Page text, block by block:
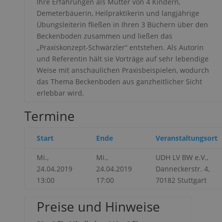
Demeterbäuerin, Heilpraktikerin und langjährige
Übungsleiterin fließen in Ihren 3 Büchern über den
Beckenboden zusammen und ließen das
„Praxiskonzept-Schwärzler“ entstehen. Als Autorin
und Referentin hält sie Vorträge auf sehr lebendige
Weise mit anschaulichen Praxisbeispielen, wodurch
das Thema Beckenboden aus ganzheitlicher Sicht
erlebbar wird.
Termine
Start Ende Veranstaltungsort
Mi.,
24.04.2019
13:00
Mi.,
24.04.2019
17:00
UDH LV BW e.V.,
Danneckerstr. 4,
70182 Stuttgart
Preise und Hinweise